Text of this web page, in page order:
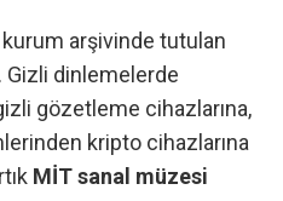
kurum arşivinde tutulan
dinlemelerde
gözetleme cihazlarına,
kripto cihazlarına
MİT sanal müzesi